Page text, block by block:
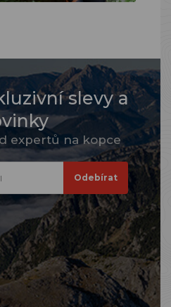
slevy a
expertů na kopce